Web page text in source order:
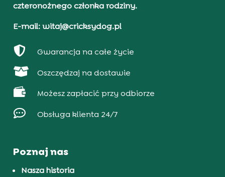
czteronożnego członka rodziny.
E-mail: witaj@cricksydog.pl
 Gwarancja na całe życie
 Oszczędzaj na dostawie
 Możesz zapłacić przy odbiorze
 Obsługa klienta 24/7
Poznaj nas
Nasza historia